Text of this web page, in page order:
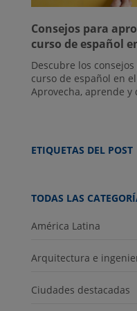
Consejos para
curso de español
Descubre los
curso de español en
Aprovecha, aprende
ETIQUETAS DEL POST
TODAS LAS
América Latina
Arquitectura e
Ciudades destacadas